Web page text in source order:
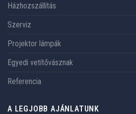
Házhozszállítás
Szerviz
Projektor lámpák
Egyedi vetítővásznak
Referencia
A LEGJOBB AJÁNLATUNK